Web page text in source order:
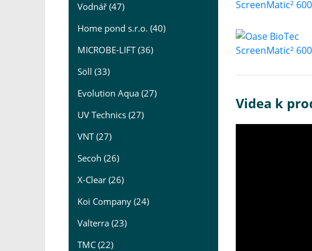
Vodnář (47)
Home pond s.r.o. (40)
MICROBE-LIFT (36)
Söll (33)
Evolution Aqua (27)
UV Technics (27)
VNT (27)
Secoh (26)
X-Clear (26)
Koi Company (24)
Valterra (23)
TMC (22)
Videa k